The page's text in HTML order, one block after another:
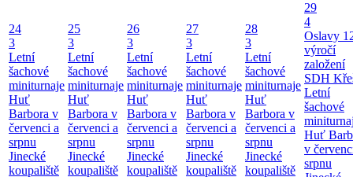
24
3
Letní
šachové
miniturnaje
Huť
Barbora v
červenci a
srpnu
Jinecké
koupaliště
25
3
Letní
šachové
miniturnaje
Huť
Barbora v
červenci a
srpnu
Jinecké
koupaliště
26
3
Letní
šachové
miniturnaje
Huť
Barbora v
červenci a
srpnu
Jinecké
koupaliště
27
3
Letní
šachové
miniturnaje
Huť
Barbora v
červenci a
srpnu
Jinecké
koupaliště
28
3
Letní
šachové
miniturnaje
Huť
Barbora v
červenci a
srpnu
Jinecké
koupaliště
29
4
Oslavy
výročí
založení
SDH
Letní
šachové
Huť
v
srpnu